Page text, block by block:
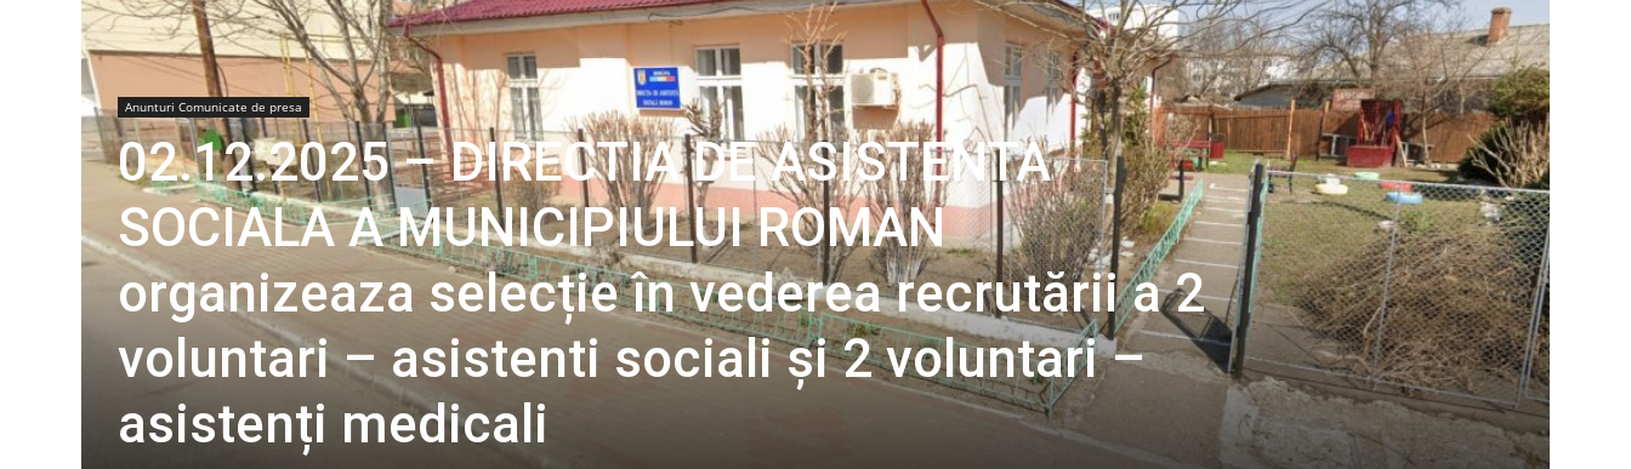
Anunturi Comunicate de presa
02.12.2025 – DIRECTIA DE ASISTENTA
SOCIALA A MUNICIPIULUI ROMAN
organizeaza selecție în vederea recrutării a 2
voluntari – asistenti sociali și 2 voluntari –
asistenți medicali